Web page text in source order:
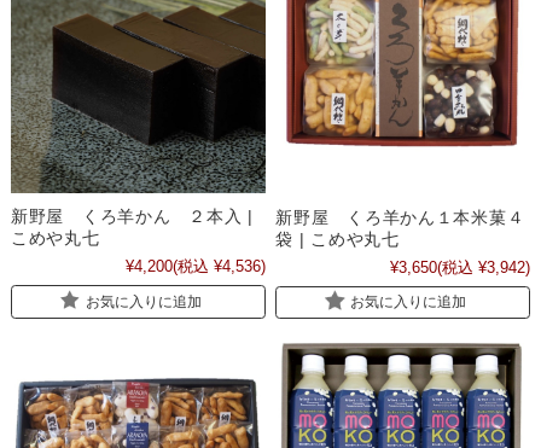
新野屋 くろ羊かん ２本入 |
こめや丸七
¥4,200(税込 ¥4,536)
お気に入りに追加
新野屋 くろ羊かん１本米菓４
袋 | こめや丸七
¥3,650(税込 ¥3,942)
お気に入りに追加